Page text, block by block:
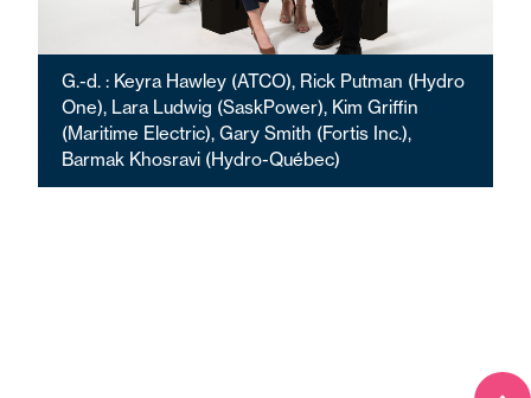
G.-d. : Keyra Hawley (ATCO), Rick Putman (Hydro
One), Lara Ludwig (SaskPower), Kim Griffin
(Maritime Electric), Gary Smith (Fortis Inc.),
Barmak Khosravi (Hydro-Québec)